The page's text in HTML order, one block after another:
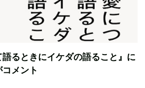
るときにイケダの語ること』に
メント